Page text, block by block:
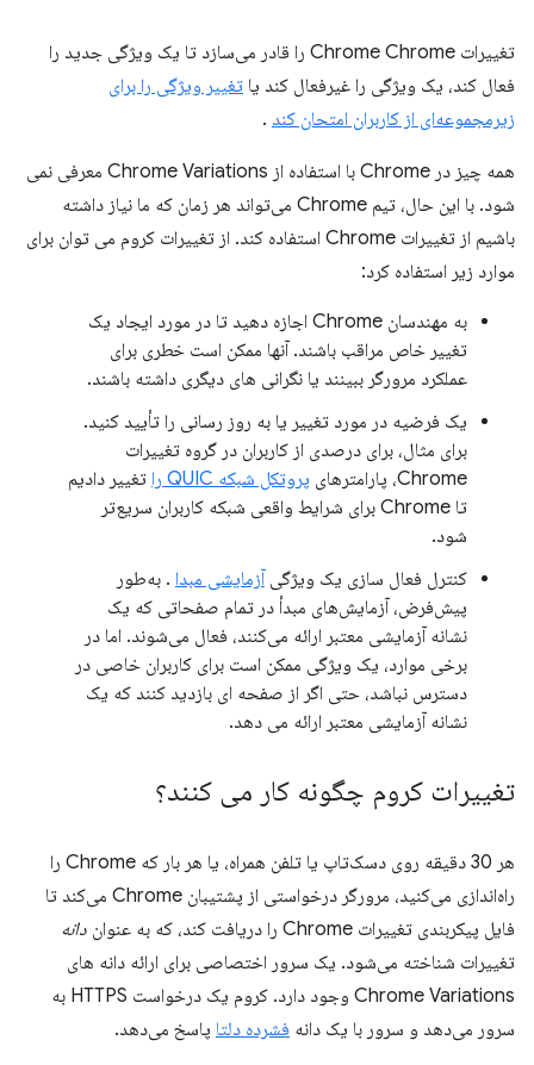
تغییرات Chrome Chrome را قادر می‌سازد تا یک ویژگی جدید را
فعال کند، یک ویژگی را غیرفعال کند یا تغییر ویژگی را برای
زیرمجموعه‌ای از کاربران امتحان کند .
همه چیز در Chrome با استفاده از Chrome Variations معرفی نمی
شود. با این حال، تیم Chrome می‌تواند هر زمان که ما نیاز داشته
باشیم از تغییرات Chrome استفاده کند. از تغییرات کروم می توان برای
موارد زیر استفاده کرد:
به مهندسان Chrome اجازه دهید تا در مورد ایجاد یک
تغییر خاص مراقب باشند. آنها ممکن است خطری برای
عملکرد مرورگر ببینند یا نگرانی های دیگری داشته باشند.
یک فرضیه در مورد تغییر یا به روز رسانی را تأیید کنید.
برای مثال، برای درصدی از کاربران در گروه تغییرات
Chrome، پارامترهای
پروتکل شبکه QUIC را
تغییر دادیم
تا Chrome برای شرایط واقعی شبکه کاربران سریع‌تر
شود.
کنترل فعال سازی یک ویژگی آزمایشی مبدا . به‌طور
پیش‌فرض، آزمایش‌های مبدأ در تمام صفحاتی که یک
نشانه آزمایشی معتبر ارائه می‌کنند، فعال می‌شوند. اما در
برخی موارد، یک ویژگی ممکن است برای کاربران خاصی در
دسترس نباشد، حتی اگر از صفحه ای بازدید کنند که یک
نشانه آزمایشی معتبر ارائه می دهد.
تغییرات کروم چگونه کار می کنند؟
هر 30 دقیقه روی دسک‌تاپ یا تلفن همراه، یا هر بار که Chrome را
راه‌اندازی می‌کنید، مرورگر درخواستی از پشتیبان Chrome می‌کند تا
فایل پیکربندی تغییرات Chrome را دریافت کند، که به عنوان
دانه
تغییرات شناخته می‌شود. یک سرور اختصاصی برای ارائه دانه های
Chrome Variations وجود دارد. کروم یک درخواست HTTPS به
سرور می‌دهد و سرور با یک دانه فشرده دلتا پاسخ می‌دهد.